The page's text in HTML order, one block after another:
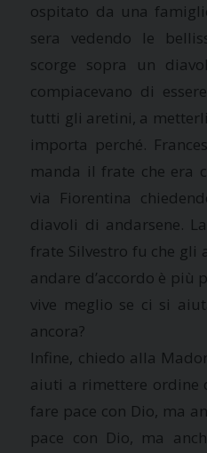
ospitato da una
sera vedendo le
scorge sopra un
compiacevano di
tutti gli aretini, a
importa perché.
manda il frate che era
via Fiorentina
diavoli di andarsene.
frate Silvestro fu che gli
andare d’accordo è più
vive meglio se ci si
ancora?
Infine, chiedo alla
aiuti a rimettere ordine
fare pace con Dio, ma
pace con Dio, ma